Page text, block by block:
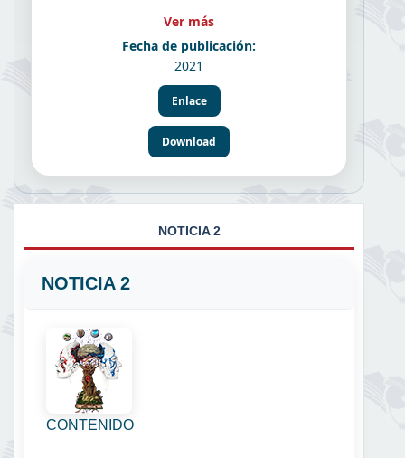
Ver más
Fecha de publicación:
2021
Enlace
Download
NOTICIA 2
NOTICIA 2
CONTENIDO